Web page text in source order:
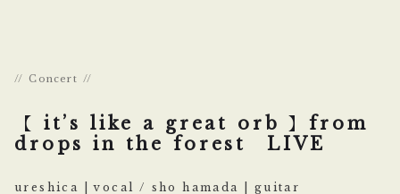
Concert
【 it’s like a great orb 】from
drops in the forest LIVE
ureshica | vocal / sho hamada | guitar